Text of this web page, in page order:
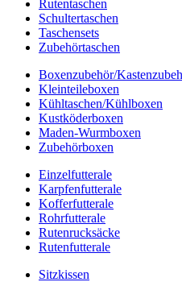
Rutentaschen
Schultertaschen
Taschensets
Zubehörtaschen
Boxenzubehör/
Kleinteileboxen
Kühltaschen/Kühlboxen
Kustköderboxen
Maden-Wurmboxen
Zubehörboxen
Einzelfutterale
Karpfenfutterale
Kofferfutterale
Rohrfutterale
Rutenrucksäcke
Rutenfutterale
Sitzkissen